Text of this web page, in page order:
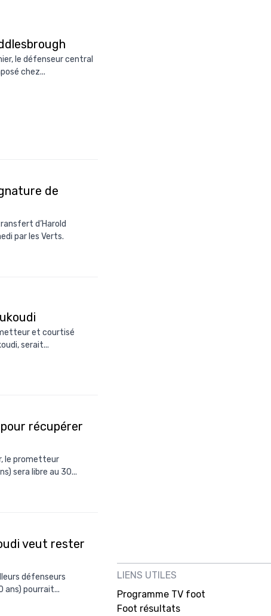
le défenseur central
chez...
de
d’Harold
par les Verts.
et courtisé
serait...
récupérer
le prometteur
sera libre au 30...
veut rester
défenseurs
ans) pourrait...
LIENS UTILES
Programme TV foot
Foot résultats